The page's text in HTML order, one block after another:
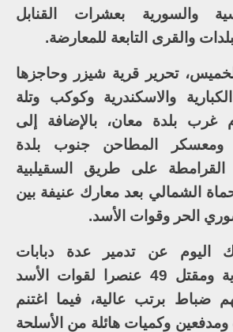
والسورية بعشرات القنابل
والقرى التابعة للمعارضة.
تحرير قرية شيزر وحاجزها
والاسكندرية وكوكب وتلة
غرب بلدة معان، بالإضافة إلى
ومعسكر المطاحن جنوب بلدة
على طريق السقيلبية
الشمالي بعد معارك عنيفة بين
الحر وقوات الأسد.
اليوم عن تدمير عدة دبابات
ومدرعات عسكرية ومقتل 49 عنصرا لقوات الأسد
ضباط برتب عالية، فيما اغتنم
ومدفعين وكميات هائلة من الأسلحة